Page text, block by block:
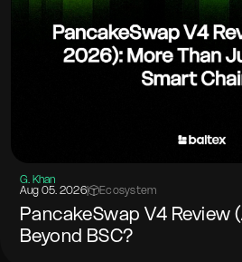
G. Khan
Aug 05. 2026| Ecosystem
PancakeSwap V4 Review
Beyond BSC?